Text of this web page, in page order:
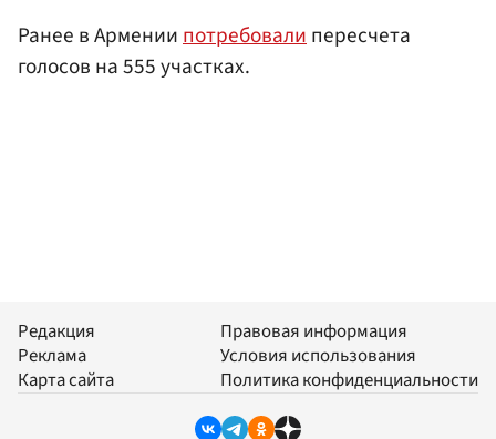
Ранее в Армениипотребовалипересчета
голосов на 555 участках.
Редакция
Реклама
Карта сайта
Правовая информация
Условия использования
Политика конфиденциальности